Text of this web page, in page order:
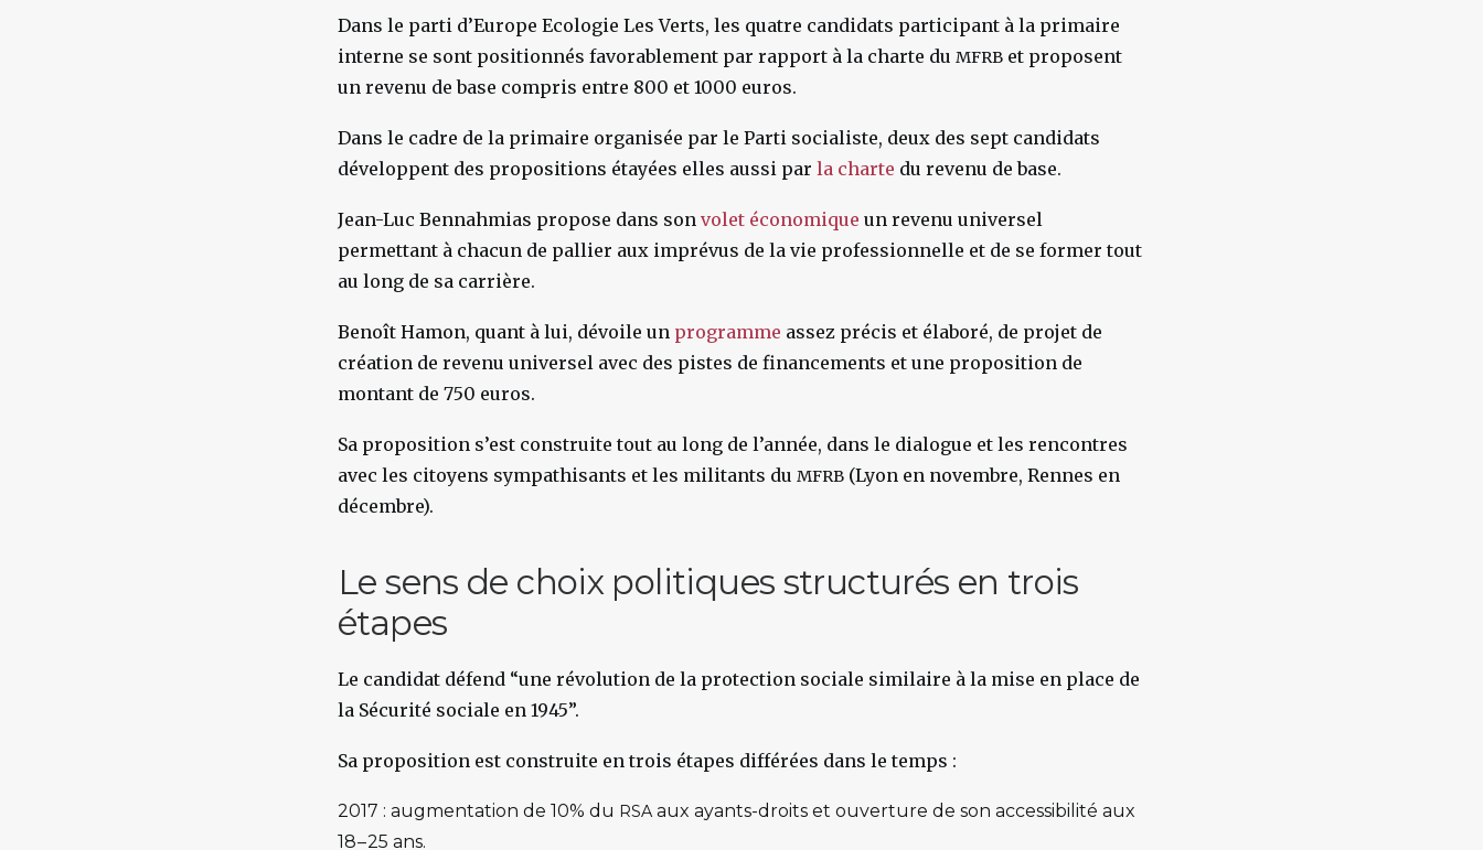
Dans le parti d’Europe Ecologie Les Verts, les quatre candidats participant à la primaire
interne se sont positionnés favorablement par rapport à la charte du MFRB et proposent
un revenu de base compris entre 800 et 1000 euros.
Dans le cadre de la primaire organisée par le Parti socialiste, deux des sept candidats
développent des propositions étayées elles aussi par la charte du revenu de base.
Jean-Luc Bennahmias propose dans son volet économique un revenu universel
permettant à chacun de pallier aux imprévus de la vie professionnelle et de se former tout
au long de sa carrière.
Benoît Hamon, quant à lui, dévoile un programme assez précis et élaboré, de projet de
création de revenu universel avec des pistes de financements et une proposition de
montant de 750 euros.
Sa proposition s’est construite tout au long de l’année, dans le dialogue et les rencontres
avec les citoyens sympathisants et les militants du MFRB (Lyon en novembre, Rennes en
décembre).
Le sens de choix politiques structurés en trois
étapes
Le candidat défend “une révolution de la protection sociale similaire à la mise en place de
la Sécurité sociale en 1945”.
Sa proposition est construite en trois étapes différées dans le temps :
2017 : augmentation de 10% du RSAaux ayants-droits et ouverture de son accessibilité aux
18 – 25 ans.